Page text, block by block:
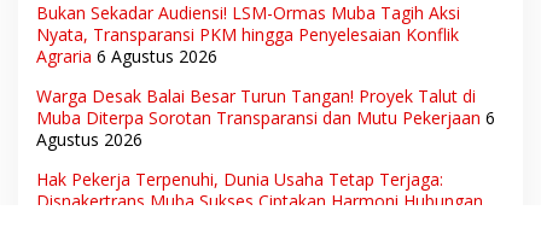
Bukan Sekadar Audiensi! LSM-Ormas Muba Tagih Aksi
Nyata, Transparansi PKM hingga Penyelesaian Konflik
Agraria 6 Agustus 2026
Warga Desak Balai Besar Turun Tangan! Proyek Talut di
Muba Diterpa Sorotan Transparansi dan Mutu Pekerjaan 6
Agustus 2026
Hak Pekerja Terpenuhi, Dunia Usaha Tetap Terjaga:
Disnakertrans Muba Sukses Ciptakan Harmoni Hubungan